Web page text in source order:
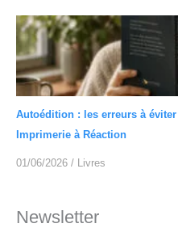
Autoédition : les erreurs à
Imprimerie à Réaction
01/06/2026 / Livres
Newsletter